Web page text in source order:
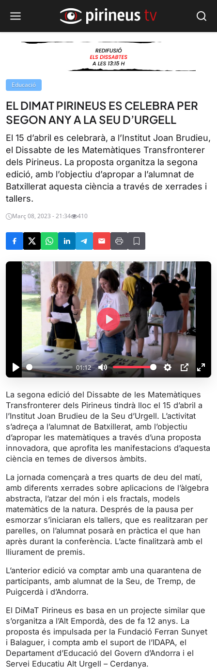
Educació
EL DIMAT PIRINEUS ES CELEBRA PER
SEGON ANY A LA SEU D’URGELL
El 15 d’abril es celebrarà, a l’Institut Joan Brudieu,
el Dissabte de les Matemàtiques Transfronterer
dels Pirineus. La proposta organitza la segona
edició, amb l’objectiu d’apropar a l’alumnat de
Batxillerat aquesta ciència a través de xerrades i
tallers.
Març 08, 2023 - 21:34 410
P
a
y
01:12
M
t
e
S
t
t
i
n
g
P
P
E
t
u
s
e
n
P
l
a
y
La segona edició del Dissabte de les Matemàtiques
Transfronterer dels Pirineus tindrà lloc el 15 d’abril a
l’Institut Joan Brudieu de la Seu d’Urgell. L’activitat
s’adreça a l’alumnat de Batxillerat, amb l’objectiu
d’apropar les matemàtiques a través d’una proposta
innovadora, que aprofita les manifestacions d’aquesta
ciència en temes de diversos àmbits.
La jornada començarà a tres quarts de deu del matí,
amb diferents xerrades sobre aplicacions de l’àlgebra
abstracta, l’atzar del món i els fractals, models
matemàtics de la natura. Després de la pausa per
esmorzar s’iniciaran els tallers, que es realitzaran per
parelles, on l’alumnat posarà en pràctica el que han
après durant la conferència. L’acte finalitzarà amb el
lliurament de premis.
L’anterior edició va comptar amb una quarantena de
participants, amb alumnat de la Seu, de Tremp, de
Puigcerdà i d’Andorra.
El DiMaT Pirineus es basa en un projecte similar que
s’organitza a l’Alt Empordà, des de fa 12 anys. La
proposta és impulsada per la Fundació Ferran Sunyet
i Balaguer, i compta amb el suport de l’IDAPA, el
Departament d’Educació del Govern d’Andorra i el
Servei Educatiu Alt Urgell – Cerdanya.